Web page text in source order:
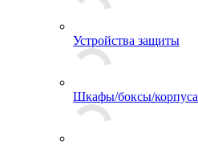
Устройства защиты
Шкафы/боксы/корпуса